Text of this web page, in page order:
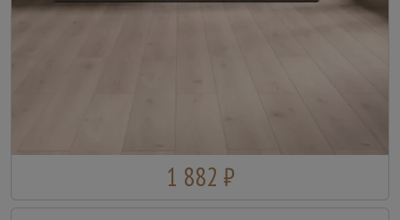
1 882 ₽